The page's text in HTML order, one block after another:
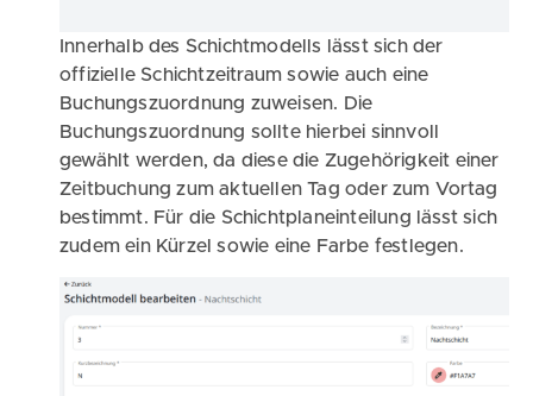
Innerhalb des Schichtmodells lässt sich der
offizielle Schichtzeitraum sowie auch eine
Buchungszuordnung zuweisen. Die
Buchungszuordnung sollte hierbei sinnvoll
gewählt werden, da diese die Zugehörigkeit einer
Zeitbuchung zum aktuellen Tag oder zum Vortag
bestimmt. Für die Schichtplaneinteilung lässt sich
zudem ein Kürzel sowie eine Farbe festlegen.